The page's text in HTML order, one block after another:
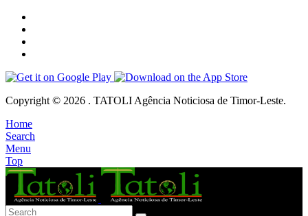
Copyright © 2026 . TATOLI Agência Noticiosa de Timor-Leste.
Home
Search
Menu
Top